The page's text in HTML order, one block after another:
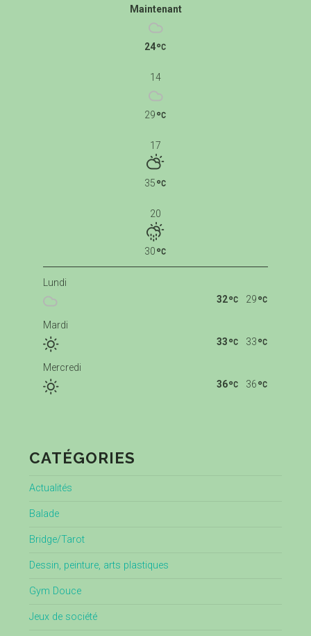
Maintenant
24
14
29
17
35
20
30
Lundi
29
32
Mardi
33
33
Mercredi
36
36
CATÉGORIES
Actualités
Balade
Bridge/Tarot
Dessin, peinture, arts plastiques
Gym Douce
Jeux de société